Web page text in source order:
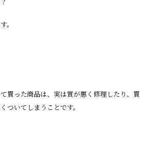
。
買った商品は、実は質が悪く修理したり、買
ついてしまうことです。